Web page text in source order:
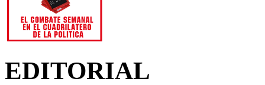
EDITORIAL